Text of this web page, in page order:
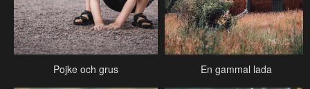
Pojke och grus En gammal lada